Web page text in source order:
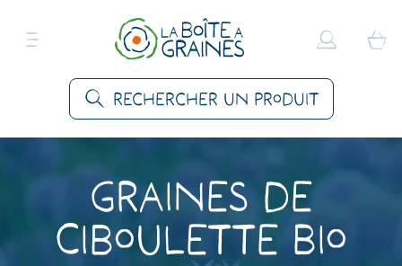
Rechercher un produit
Graines de
Ciboulette Bio